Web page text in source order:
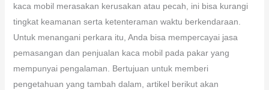
kaca mobil merasakan kerusakan atau pecah, ini bisa kurangi
tingkat keamanan serta ketenteraman waktu berkendaraan.
Untuk menangani perkara itu, Anda bisa mempercayai jasa
pemasangan dan penjualan kaca mobil pada pakar yang
mempunyai pengalaman. Bertujuan untuk memberi
pengetahuan yang tambah dalam, artikel berikut akan